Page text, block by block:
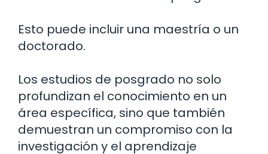
Esto puede incluir una maestría o un
doctorado.
Los estudios de posgrado no solo
profundizan el conocimiento en un
área específica, sino que también
demuestran un compromiso con la
investigación y el aprendizaje